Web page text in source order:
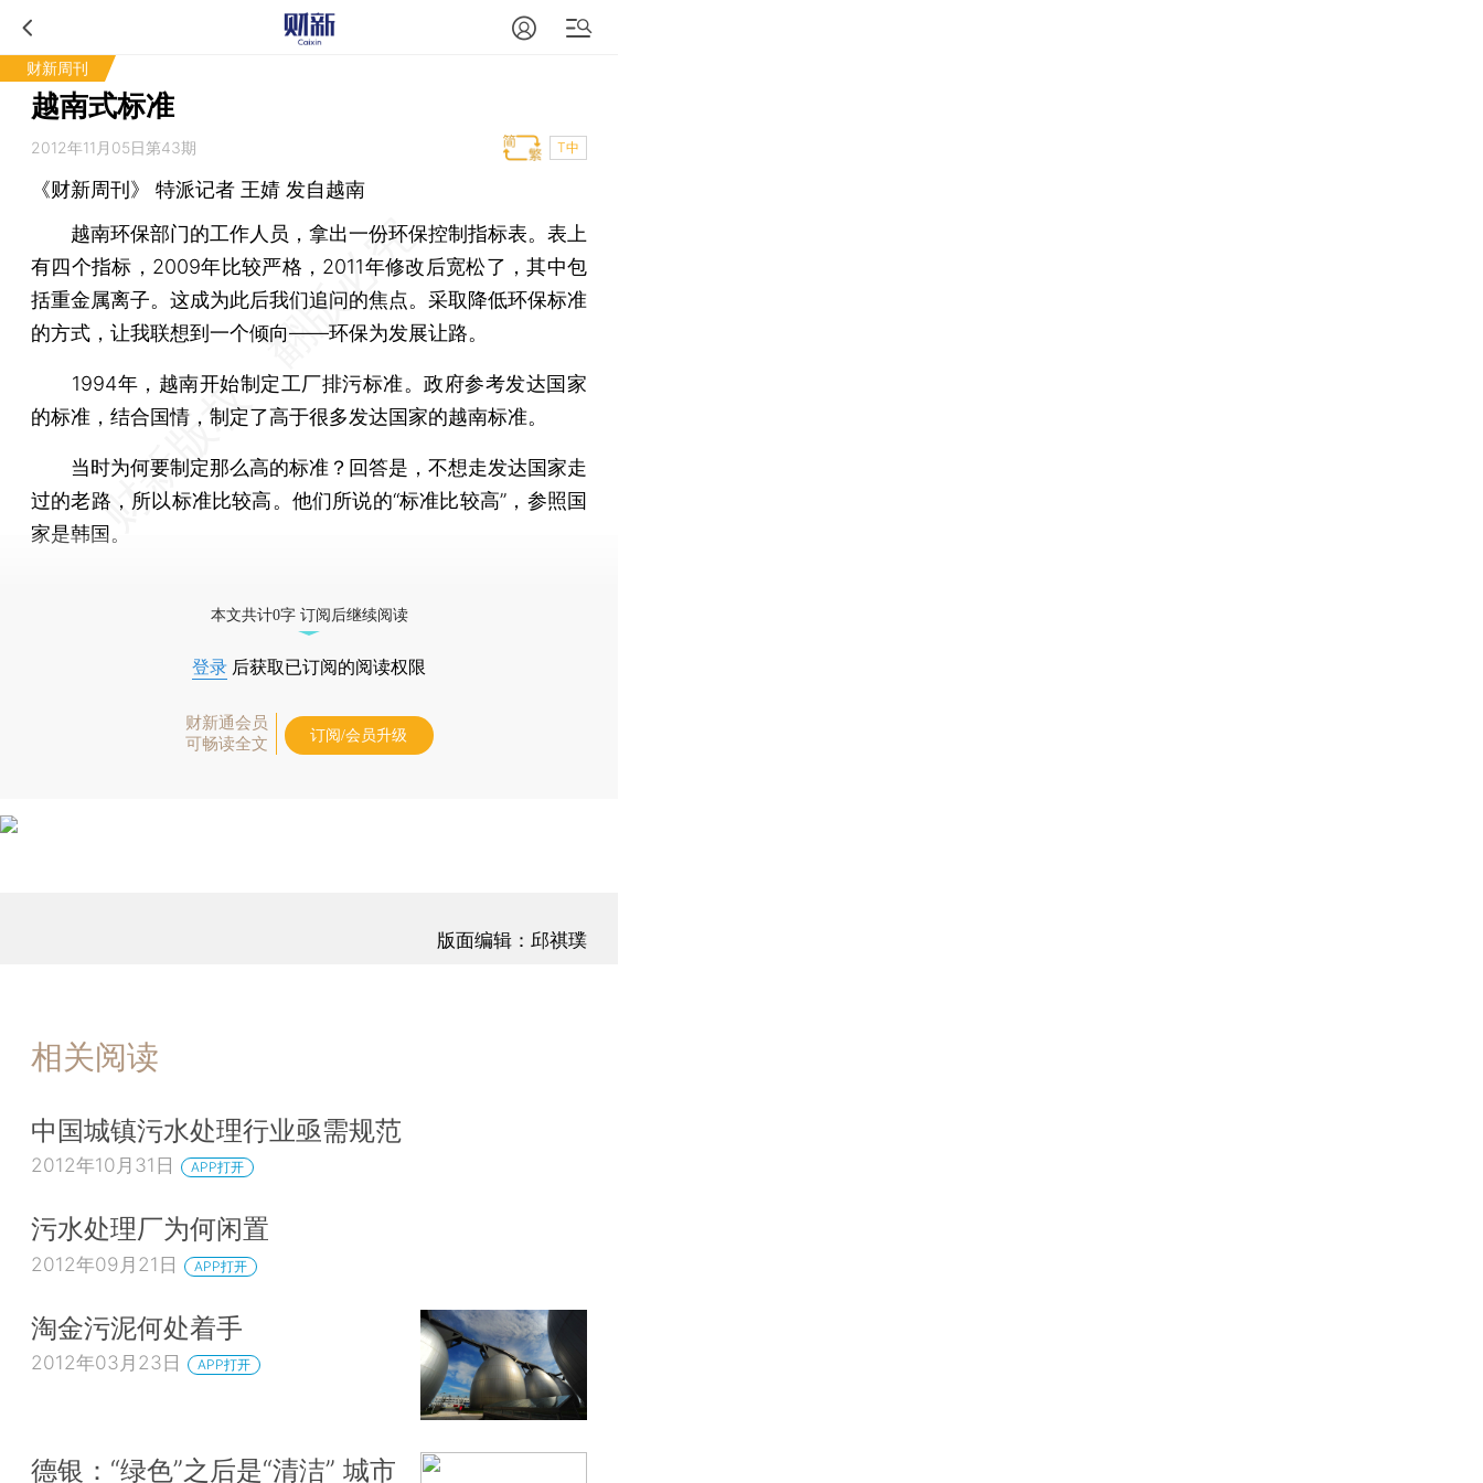
财新周刊
越南式标准
2012年11月05日第43期 T中
《财新周刊》 特派记者 王婧 发自越南
越南环保部门的工作人员，拿出一份环保控制指标表。表上
有四个指标，2009年比较严格，2011年修改后宽松了，其中包
括重金属离子。这成为此后我们追问的焦点。采取降低环保标准
的方式，让我联想到一个倾向——环保为发展让路。
1994年，越南开始制定工厂排污标准。政府参考发达国家
的标准，结合国情，制定了高于很多发达国家的越南标准。
当时为何要制定那么高的标准？回答是，不想走发达国家走
过的老路，所以标准比较高。他们所说的“标准比较高”，参照国
家是韩国。
本文共计0字 订阅后继续阅读
登录 后获取已订阅的阅读权限
财新通会员
可畅读全文
订阅/会员升级
版面编辑：邱祺璞
相关阅读
中国城镇污水处理行业亟需规范
2012年10月31日 APP打开
污水处理厂为何闲置
2012年09月21日 APP打开
淘金污泥何处着手
2012年03月23日 APP打开
德银：“绿色”之后是“清洁” 城市